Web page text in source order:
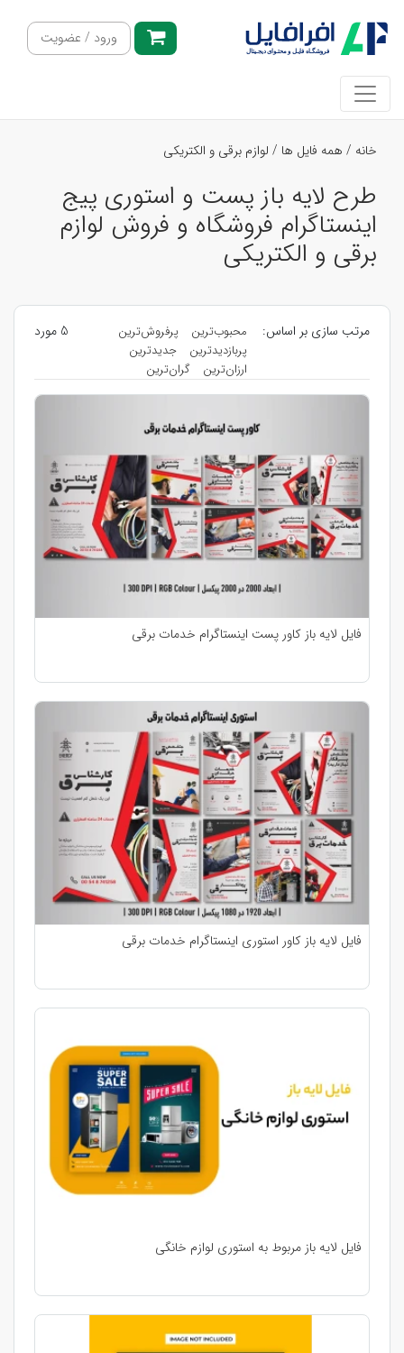
ورود / عضویت
خانه / همه فایل ها / لوازم برقی و الکتریکی
طرح لایه باز پست و استوری پیج
اینستاگرام فروشگاه و فروش لوازم
برقی و الکتریکی
مرتب سازی بر اساس: محبوب‌ترین
پرفروش‌ترین
پربازدیدترین
جدیدترین
ارزان‌ترین
گران‌ترین
5 مورد
فایل لایه باز کاور پست اینستاگرام خدمات برقی
فایل لایه باز کاور استوری اینستاگرام خدمات برقی
فایل لایه باز مربوط به استوری لوازم خانگی